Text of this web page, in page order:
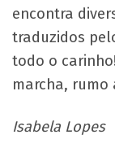
encontra
traduzidos
todo o
marcha, rumo
Isabela Lopes